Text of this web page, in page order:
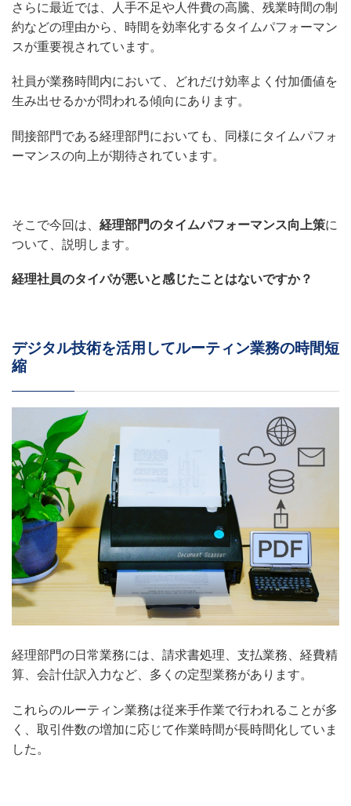
さらに最近では、人手不足や人件費の高騰、残業時間の制
約などの理由から、時間を効率化するタイムパフォーマン
スが重要視されています。
社員が業務時間内において、どれだけ効率よく付加価値を
生み出せるかが問われる傾向にあります。
間接部門である経理部門においても、同様にタイムパフォ
ーマンスの向上が期待されています。
そこで今回は、 経理部門のタイムパフォーマンス向上策に
ついて、説明します。
経理社員のタイパが悪いと感じたことはないですか？
デジタル技術を活用してルーティン業務の時間短
縮
経理部門の日常業務には、請求書処理、支払業務、経費精
算、会計仕訳入力など、多くの定型業務があります。
これらのルーティン業務は従来手作業で行われることが多
く、取引件数の増加に応じて作業時間が長時間化していま
した。